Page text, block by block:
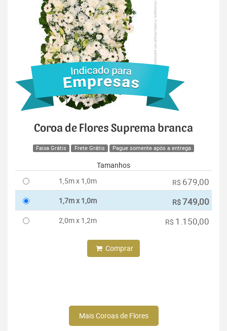
Coroa de Flores Suprema branca
Faixa Grátis Frete Grátis Pague somente após a entrega
Tamanhos
1,5m x 1,0m
R$ 679,00
1,7m x 1,0m R$749,00
2,0m x 1,2m R$ 1.150,00
Comprar
Mais Coroas de Flores